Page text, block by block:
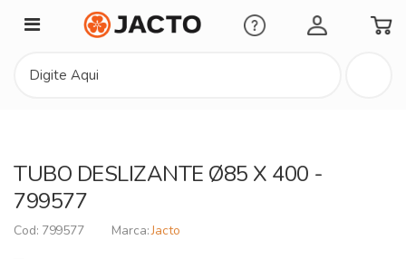
Minha Conta
TUBO DESLIZANTE Ø85 X 400 -
799577
799577 Jacto